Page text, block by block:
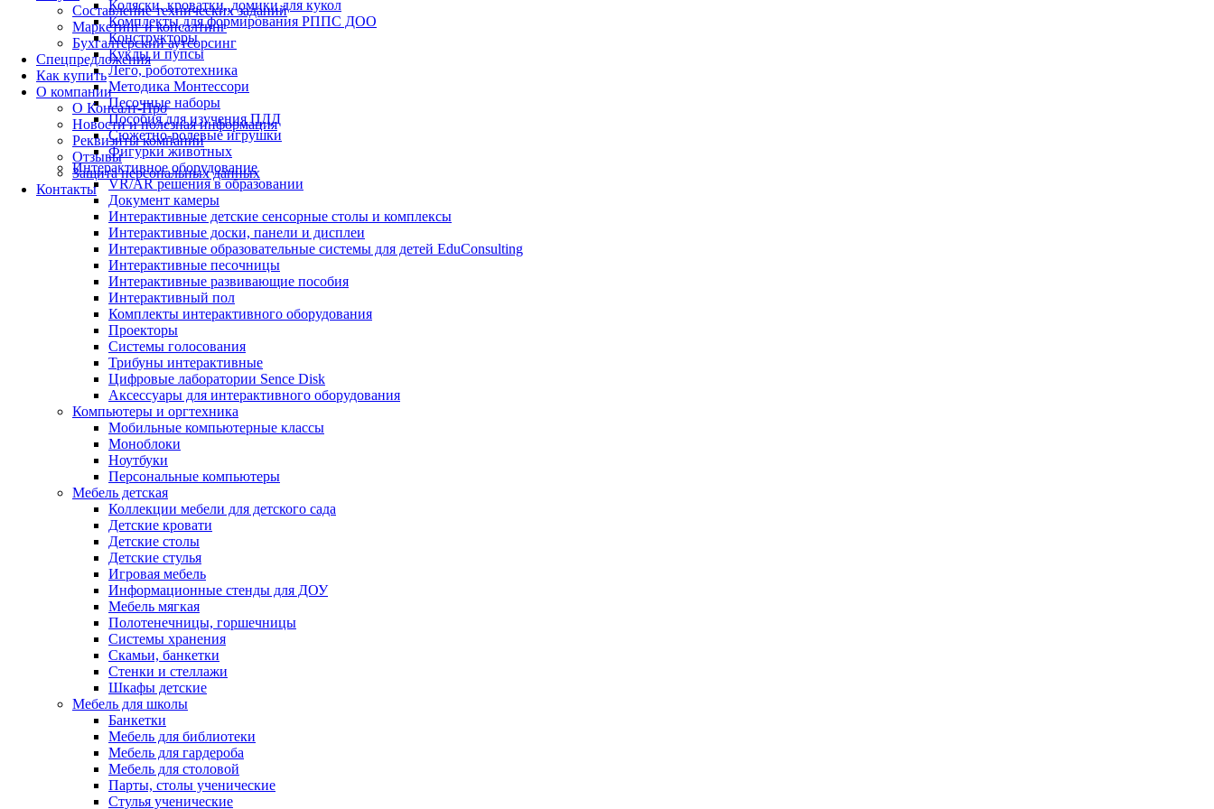
Составление технических заданий
Маркетинг и консалтинг
Бухгалтерский аутсорсинг
Спецпредложения
Как купить
О компании
О Консалт-Про
Новости и полезная информация
Реквизиты компании
Отзывы
Защита персональных данных
Контакты
Коляски, кроватки, домики для кукол
Комплекты для формирования РППС ДОО
Конструкторы
Куклы и пупсы
Лего, робототехника
Методика Монтессори
Песочные наборы
Пособия для изучения ПДД
Сюжетно-ролевые игрушки
Фигурки животных
Интерактивное оборудование
VR/AR решения в образовании
Документ камеры
Интерактивные детские сенсорные столы и комплексы
Интерактивные доски, панели и дисплеи
Интерактивные образовательные системы для детей EduConsulting
Интерактивные песочницы
Интерактивные развивающие пособия
Интерактивный пол
Комплекты интерактивного оборудования
Проекторы
Системы голосования
Трибуны интерактивные
Цифровые лаборатории Sence Disk
Аксессуары для интерактивного оборудования
Компьютеры и оргтехника
Мобильные компьютерные классы
Моноблоки
Ноутбуки
Персональные компьютеры
Мебель детская
Коллекции мебели для детского сада
Детские кровати
Детские столы
Детские стулья
Игровая мебель
Информационные стенды для ДОУ
Мебель мягкая
Полотенечницы, горшечницы
Системы хранения
Скамьи, банкетки
Стенки и стеллажи
Шкафы детские
Мебель для школы
Банкетки
Мебель для библиотеки
Мебель для гардероба
Мебель для столовой
Парты, столы ученические
Стулья ученические